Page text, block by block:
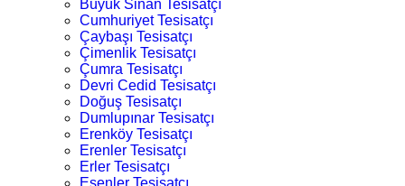
Büyük Sinan Tesisatçı
Cumhuriyet Tesisatçı
Çaybaşı Tesisatçı
Çimenlik Tesisatçı
Çumra Tesisatçı
Devri Cedid Tesisatçı
Doğuş Tesisatçı
Dumlupınar Tesisatçı
Erenköy Tesisatçı
Erenler Tesisatçı
Erler Tesisatçı
Esenler Tesisatçı